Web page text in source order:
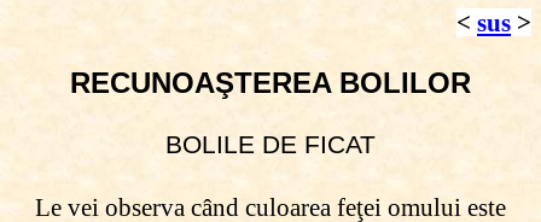
< sus >
RECUNOAŞTEREA BOLILOR
BOLILE DE FICAT
Le vei observa când culoarea feţei omului este